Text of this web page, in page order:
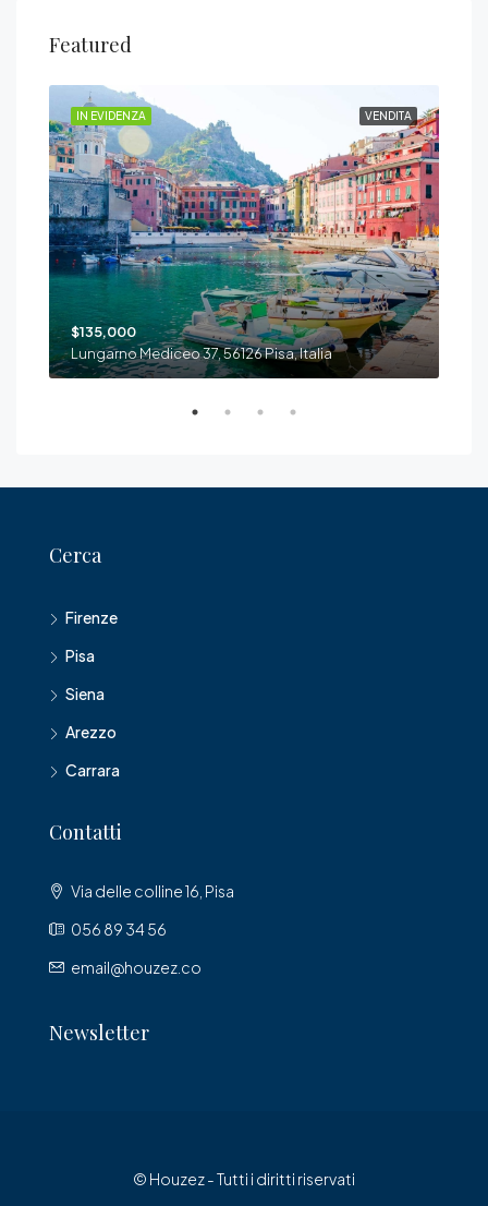
Featured
VENDITA
IN EVIDENZA
$135,000
Lungarno Mediceo 37, 56126 Pisa, Italia
Cerca
Firenze
Pisa
Siena
Arezzo
Carrara
Contatti
Via delle colline 16, Pisa
056 89 34 56
email@houzez.co
Newsletter
© Houzez - Tutti i diritti riservati